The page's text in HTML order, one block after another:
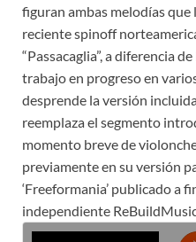
figuran ambas melodías que
reciente spinoff
“Passacaglia”, a diferencia
trabajo en progreso en
desprende la versión
reemplaza el segmento
momento breve de
previamente en su versión
‘Freeformania’ publicado a
independiente